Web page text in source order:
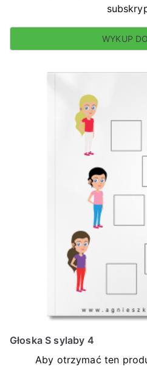
WYKUP
Głoska S sylaby 4
Aby otrzymać ten